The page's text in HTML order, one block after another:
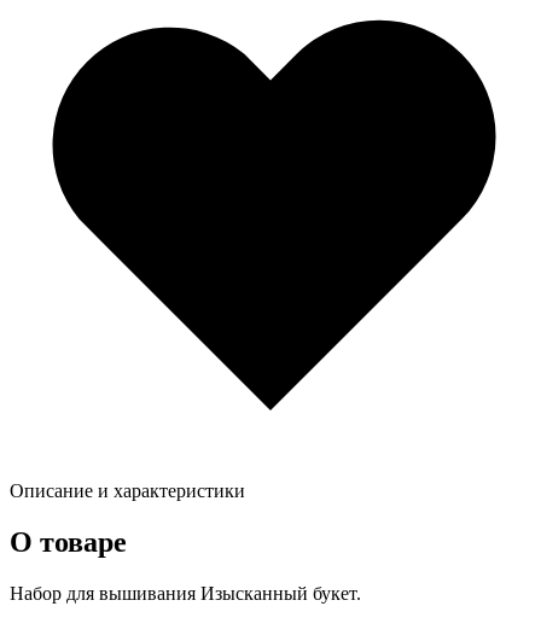
Описание и характеристики
О товаре
Набор для вышивания Изысканный букет.